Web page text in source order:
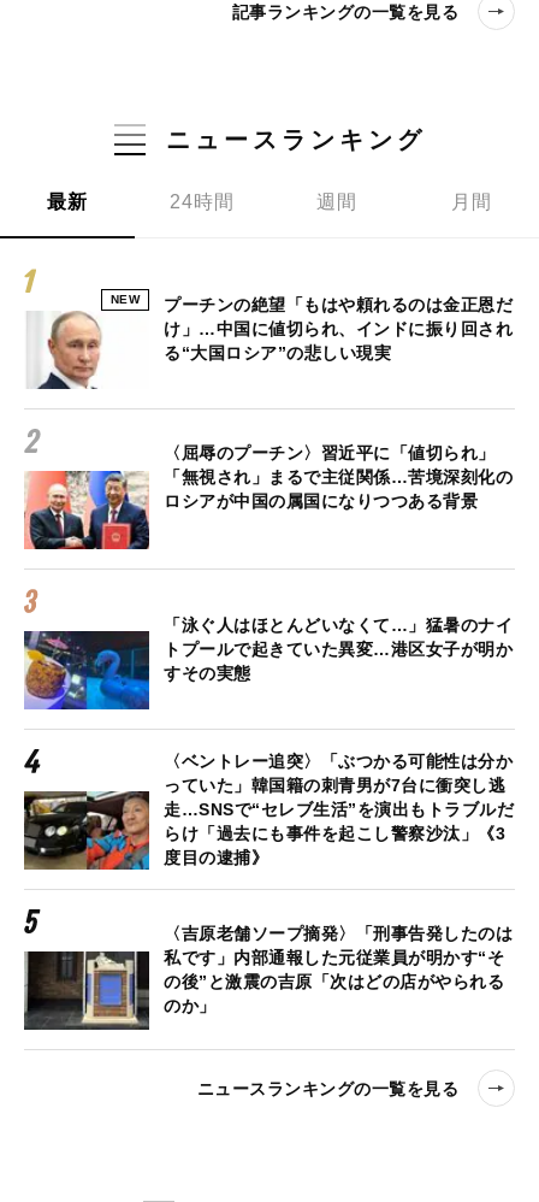
記事ランキングの一覧を見る
ニュースランキング
最新 24時間 週間 月間
NEW
プーチンの絶望「もはや頼れるのは金正恩だ
け」…中国に値切られ、インドに振り回され
る“大国ロシア”の悲しい現実
〈屈辱のプーチン〉習近平に「値切られ」
「無視され」まるで主従関係…苦境深刻化の
ロシアが中国の属国になりつつある背景
「泳ぐ人はほとんどいなくて…」猛暑のナイ
トプールで起きていた異変…港区女子が明か
すその実態
〈ベントレー追突〉「ぶつかる可能性は分か
っていた」韓国籍の刺青男が7台に衝突し逃
走…SNSで“セレブ生活”を演出もトラブルだ
らけ「過去にも事件を起こし警察沙汰」《3
度目の逮捕》
〈吉原老舗ソープ摘発〉「刑事告発したのは
私です」内部通報した元従業員が明かす“そ
の後”と激震の吉原「次はどの店がやられる
のか」
ニュースランキングの一覧を見る